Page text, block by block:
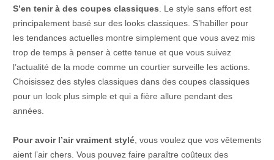
S’en tenir à des coupes classiques . Le style sans effort est
principalement basé sur des looks classiques. S’habiller pour
les tendances actuelles montre simplement que vous avez mis
trop de temps à penser à cette tenue et que vous suivez
l’actualité de la mode comme un courtier surveille les actions.
Choisissez des styles classiques dans des coupes classiques
pour un look plus simple et qui a fière allure pendant des
années.
Pour avoir l’air vraiment stylé, vous voulez que vos vêtements
aient l’air chers. Vous pouvez faire paraître coûteux des